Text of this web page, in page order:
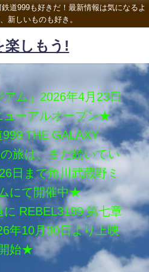
道999も好きだ！最新情報は気になるよ
新しいものも好き。
楽しもう!
ム」2026年4月23日
ューアルオープン★
THE GALAXY
旅は、まだ続いてい
日まで角川武蔵野ミ
にて開催中★
REBEL3199 第七章
年10月30日より上映
始★